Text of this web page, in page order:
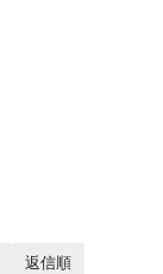
返信順